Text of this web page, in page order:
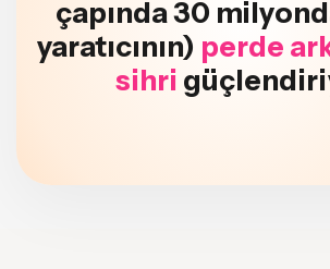
çapında 30
yaratıcının) perde
sihri